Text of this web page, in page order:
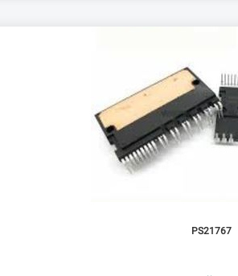
PS21767